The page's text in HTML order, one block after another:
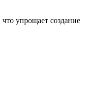
упрощает создание